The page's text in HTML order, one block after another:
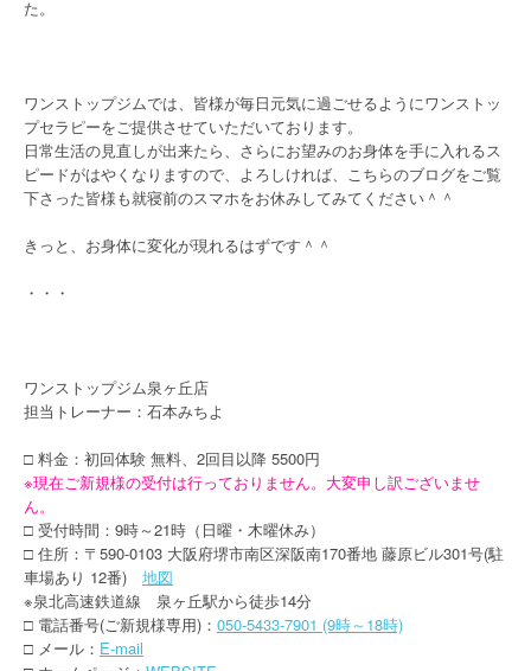
た。
ワンストップジムでは、皆様が毎日元気に過ごせるようにワンストッ
プセラピーをご提供させていただいております。
日常生活の見直しが出来たら、さらにお望みのお身体を手に入れるス
ピードがはやくなりますので、よろしければ、こちらのブログをご覧
下さった皆様も就寝前のスマホをお休みしてみてください＾＾
きっと、お身体に変化が現れるはずです＾＾
・・・
ワンストップジム泉ヶ丘店
担当トレーナー：石本みちよ
□ 料金：初回体験 無料、2回目以降 5500円
※現在ご新規様の受付は行っておりません。大変申し訳ございませ
ん。
□ 受付時間：9時～21時（日曜・木曜休み）
□ 住所：〒590-0103 大阪府堺市南区深阪南170番地 藤原ビル301号(駐
車場あり 12番) 地図
※泉北高速鉄道線 泉ヶ丘駅から徒歩14分
□ 電話番号(ご新規様専用)： 050-5433-7901 (9時～18時)
□ メール： E-mail